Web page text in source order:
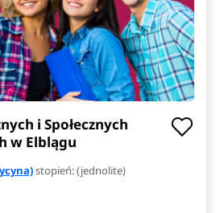
i Społecznych
w Elblągu
stopień: (jednolite)